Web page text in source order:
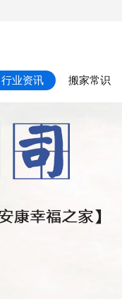
行业资讯 搬家常识